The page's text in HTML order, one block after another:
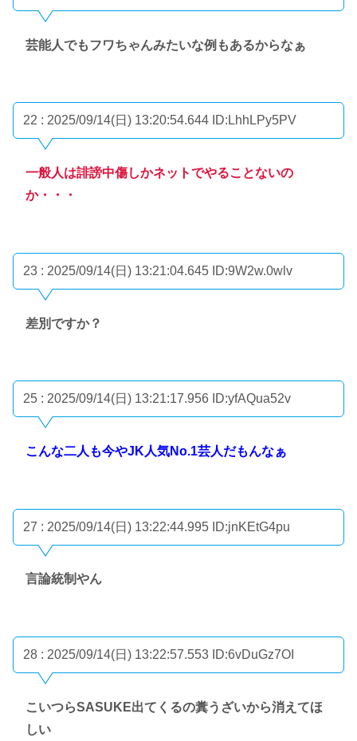
芸能人でもフワちゃんみたいな例もあるからなぁ
22 : 2025/09/14(日) 13:20:54.644 ID:LhhLPy5PV
一般人は誹謗中傷しかネットでやることないの
か・・・
23 : 2025/09/14(日) 13:21:04.645 ID:9W2w.0wlv
差別ですか？
25 : 2025/09/14(日) 13:21:17.956 ID:yfAQua52v
こんな二人も今やJK人気No.1芸人だもんなぁ
27 : 2025/09/14(日) 13:22:44.995 ID:jnKEtG4pu
言論統制やん
28 : 2025/09/14(日) 13:22:57.553 ID:6vDuGz7OI
こいつらSASUKE出てくるの糞うざいから消えてほ
しい